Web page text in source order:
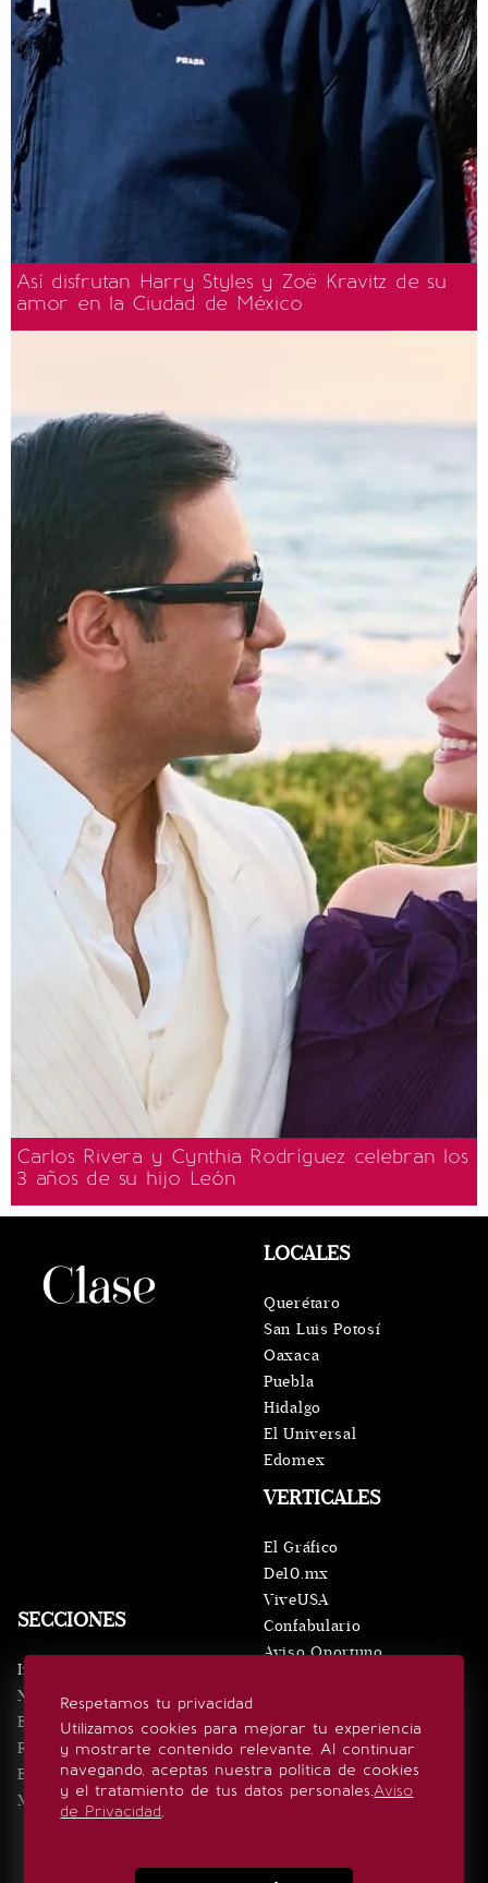
Así disfrutan Harry Styles y Zoë Kravitz de su
amor en la Ciudad de México
Carlos Rivera y Cynthia Rodríguez celebran los
3 años de su hijo León
Respetamos tu privacidad
Utilizamos cookies para mejorar tu experiencia
y mostrarte contenido relevante. Al continuar
navegando, aceptas nuestra política de cookies
y el tratamiento de tus datos personales.Aviso
de Privacidad.
SECCIONES
Inicio
Noticias
Eventos
Realeza
Estilo de vida
Minuto x Minuto
VERTICALES
El Gráfico
De10.mx
ViveUSA
Confabulario
Aviso Oportuno
LOCALES
Querétaro
San Luis Potosí
Oaxaca
Puebla
Hidalgo
El Universal
Edomex
SÍGUENOS